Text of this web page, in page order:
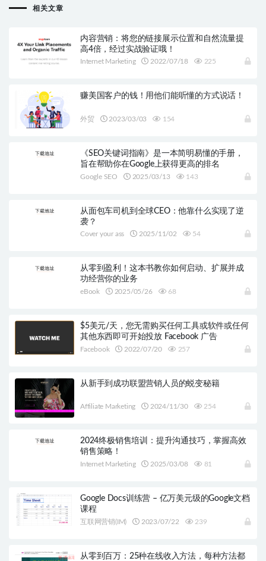
相关文章
内容营销：将您的链接展示位置和自然流量提
高4倍，经过实战验证哦！
Internet Marketing 2022/07/18 225
赚美国客户的钱！用他们能听懂的方式说话！
外贸 2023/03/03 154
《SEO关键词指南》是一本简明易懂的手册，
旨在帮助你在Google上获得更高的排名
Google SEO 2025/03/13 143
从面包车司机到全球CEO：他靠什么实现了逆
袭？
Cover your ass 2025/11/02 54
从零到盈利！这本书教你如何启动、扩展并成
功经营你的业务
eBook 2025/05/26 68
$5美元/天，您无需购买任何工具或软件或任何
其他东西即可开始投放 Facebook 广告
Facebook 2022/07/20 257
从新手到成功联盟营销人员的蜕变秘籍
Affiliate Marketing 2024/11/30 254
2024终极销售培训：提升沟通技巧，掌握高效
销售策略！
Internet Marketing 2025/03/08 81
Google Docs训练营 – 亿万美元级的Google文档
课程
互联网营销(IM) 2023/07/22 239
从零到百万：25种在线收入方法，每种方法都